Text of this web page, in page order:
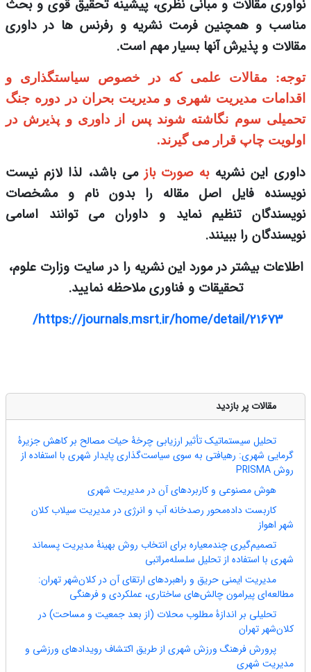
نوآوری مقالات و مبانی نظری، پیشینه تحقیق قوی و بحث
مناسب و همچنین فرمت نشریه و رفرنس ها در داوری
مقالات و پذیرش آنها بسیار مهم است.
توجه: مقالات علمی که در خصوص سیاستگذاری و
اقدامات مدیریت شهری و مدیریت بحران در دوره جنگ
تحمیلی سوم نگاشته شوند پس از داوری و پذیرش در
اولویت چاپ قرار می گیرند.
داوری این نشریهبه صورت باز می باشد، لذا لازم نیست
نویسنده فایل اصل مقاله را بدون نام و مشخصات
نویسندگان تنظیم نماید و داوران می توانند اسامی
نویسندگان را ببینند.
اطلاعات بیشتر در مورد این نشریه را در سایت وزارت علوم،
تحقیقات و فناوری ملاحظه نمایید.
https://journals.msrt.ir/home/detail/21673/
مقالات پر بازدید
تحلیل سیستماتیک تأثیر ارزیابی چرخۀ حیات مصالح بر کاهش جزیرۀ
گرمایی شهری: رهیافتی به سوی سیاست‌گذاری پایدار شهری با استفاده از
روش PRISMA
هوش مصنوعی و کاربرد‌های آن در مدیریت شهری
کاربست داده‌محور رصدخانه آب و انرژی در مدیریت سیلاب کلان
شهر اهواز
تصمیم‌گیری چندمعیاره برای انتخاب روش بهینۀ مدیریت پسماند
شهری با استفاده از تحلیل سلسله‌مراتبی
مدیریت ایمنی حریق و راهبردهای ارتقای آن در کلان‌شهر تهران:
مطالعه‌ای پیرامون چالش‌های ساختاری، عملکردی و فرهنگی
تحلیلی بر اندازۀ مطلوب محلات (از بعد جمعیت و مساحت) در
کلان‌شهر تهران
پرورش فرهنگ ورزش شهری از طریق اکتشاف رویدادهای ورزشی و
مدیریت شهری